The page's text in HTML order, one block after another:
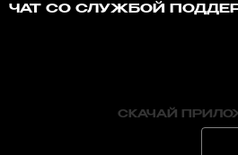
ЧАТ СО СЛУЖБОЙ
СКАЧАЙ